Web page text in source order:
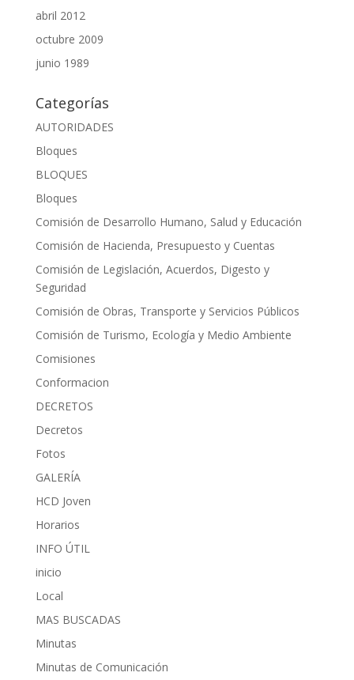
abril 2012
octubre 2009
junio 1989
Categorías
AUTORIDADES
Bloques
BLOQUES
Bloques
Comisión de Desarrollo Humano, Salud y Educación
Comisión de Hacienda, Presupuesto y Cuentas
Comisión de Legislación, Acuerdos, Digesto y
Seguridad
Comisión de Obras, Transporte y Servicios Públicos
Comisión de Turismo, Ecología y Medio Ambiente
Comisiones
Conformacion
DECRETOS
Decretos
Fotos
GALERÍA
HCD Joven
Horarios
INFO ÚTIL
inicio
Local
MAS BUSCADAS
Minutas
Minutas de Comunicación